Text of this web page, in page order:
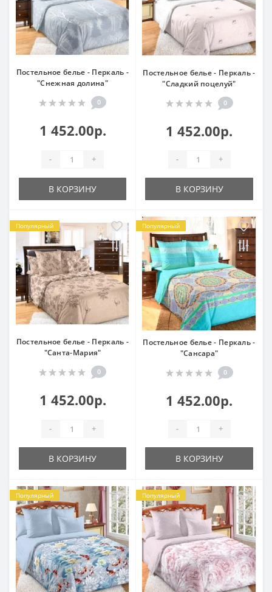
Постельное белье - Перкаль -
"Снежная долина"
0
1 452.00р.
- +
В КОРЗИНУ
Постельное белье - Перкаль -
"Сладкий поцелуй"
0
1 452.00р.
- +
В КОРЗИНУ
Популярный
Постельное белье - Перкаль -
"Санта-Мария"
0
1 452.00р.
- +
В КОРЗИНУ
Популярный
Постельное белье - Перкаль -
"Сансара"
0
1 452.00р.
- +
В КОРЗИНУ
Популярный Популярный